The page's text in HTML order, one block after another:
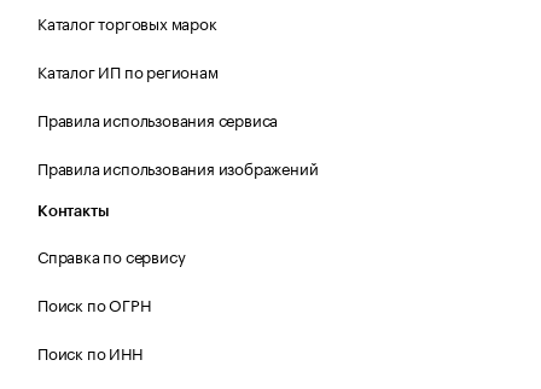
Каталог торговых марок
Каталог ИП по регионам
Правила использования сервиса
Правила использования изображений
Контакты
Справка по сервису
Поиск по ОГРН
Поиск по ИНН